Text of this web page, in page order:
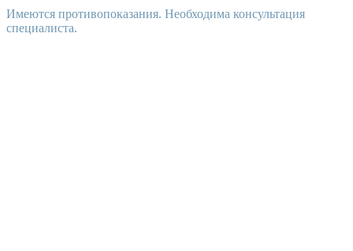
Имеются противопоказания. Необходима консультация
специалиста.